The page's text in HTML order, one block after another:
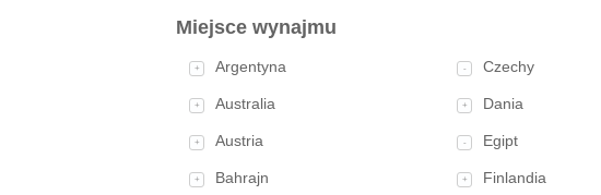
Miejsce wynajmu
+ Argentyna
+ Australia
+ Austria
+ Bahrajn
- Czechy
+ Dania
- Egipt
+ Finlandia